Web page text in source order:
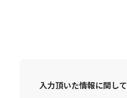
入力頂いた情報に関して